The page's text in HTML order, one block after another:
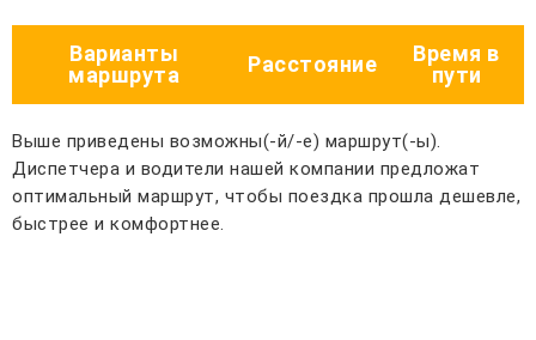
Варианты
маршрута
Расстояние
Время в
пути
Выше приведены возможны(-й/-е) маршрут(-ы).
Диспетчера и водители нашей компании предложат
оптимальный маршрут, чтобы поездка прошла дешевле,
быстрее и комфортнее.